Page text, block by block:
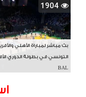
1904
بث مباشر لمباراة الأهلي
التونسي في بطولة الدوري
BAL